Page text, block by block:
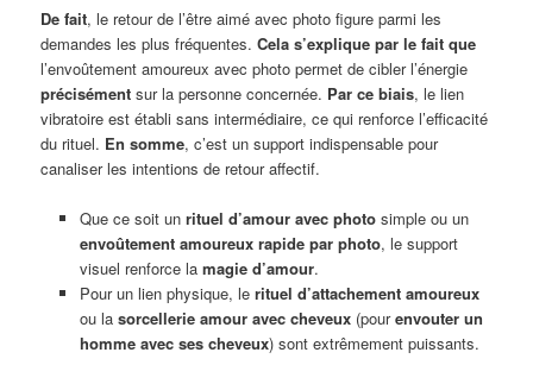
De fait, le retour de l’être aimé avec photo figure parmi les
demandes les plus fréquentes.Cela s’explique par le fait que
l’envoûtement amoureux avec photo permet de cibler l’énergie
précisément sur la personne concernée. Par ce biais, le lien
vibratoire est établi sans intermédiaire, ce qui renforce l’efficacité
du rituel. En somme, c’est un support indispensable pour
canaliser les intentions de retour affectif.
Que ce soit un rituel d’amour avec photosimple ou un
envoûtement amoureux rapide par photo, le support
visuel renforce la magie d’amour.
Pour un lien physique, le rituel d’attachement amoureux
ou la sorcellerie amour avec cheveux(pourenvouter un
homme avec ses cheveux) sont extrêmement puissants.